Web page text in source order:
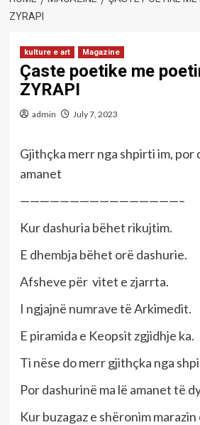
ZYRAPI
kulture e art Magazine
Çaste poetike me
ZYRAPI
admin July 7, 2023
Gjithçka merr nga shpirti im, por
amanet
————————————————–
Kur dashuria bëhet rikujtim.
E dhembja bëhet orë dashurie.
Afsheve për vitet e zjarrta.
I ngjajnë numrave të Arkimedit.
E piramida e Keopsit zgjidhje ka.
Ti nëse do merr gjithçka nga
Por dashurinë ma lë amanet të
Kur buzagaz e shëronim marazin